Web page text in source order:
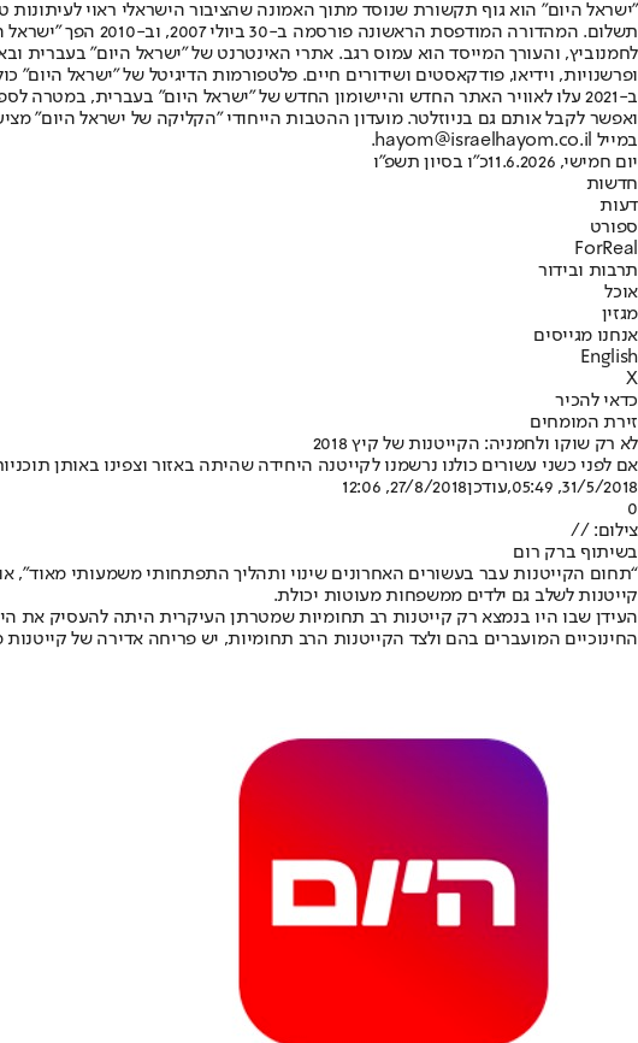
"ישראל היום" הוא גוף תקשורת שנוסד מתוך האמונה שהציבור הישראלי ראוי לעיתונות
תשלום. המהדורה
ופרשנויות, וידיאו, פודקאסטים ושידורים חיים. פלטפורמות הדיגיטל של "ישראל היום"
ב-2021 עלו לאוויר האתר החדש והיישומון החדש של "ישראל היום" בעברית,
ואפשר לקבל אותם גם בניוזלטר. מועדון ההטבות הייחודי "הקליקה של ישראל היום"
במייל hayom@israelhayom.co.il.
יום חמישי, 11.6.2026
כ"ו בסיון תשפ"ו
חדשות
דעות
ספורט
ForReal
תרבות ובידור
אוכל
מגזין
אנחנו מגייסים
English
X
כדאי להכיר
זירת המומחים
לא רק שוקו ולחמניה: הקייטנות של קיץ 2018
אם לפני כשני עשורים כולנו נרשמנו לקייטנה היחידה שהיתה באזור וצפינו באותן
31/5/2018, 05:49
,עודכן27/8/2018, 12:06
0
צילום: //
בשיתוף ברק רום
“תחום הקייטנות עבר בעשורים האחרונים שינוי ותהליך התפתחותי משמעותי מאוד”,
קייטנות לשלב גם ילדים ממשפחות מעוטות יכולת.
העידן שבו היו בנמצא רק קייטנות רב תחומיות שמטרתן העיקרית היתה להעסיק את
החינוכיים המועברים בהם ולצד הקייטנות הרב תחומיות, יש פריחה אדירה של